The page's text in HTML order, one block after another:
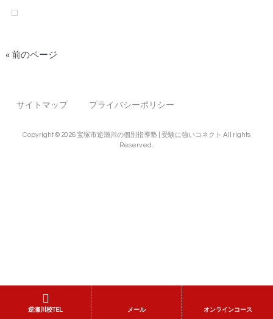
« 前のページ
サイトマップ プライバシーポリシー
Copyright © 2026 宝塚市逆瀬川の個別指導塾 | 受験に強いコネクト All rights
Reserved.
逆瀬川校TEL メール オンラインコース